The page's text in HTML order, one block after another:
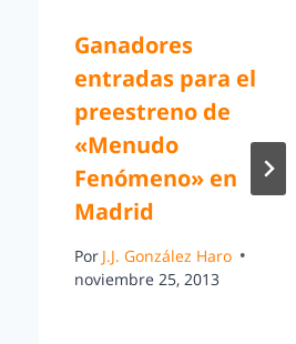
Ganadores
entradas para el
preestreno de
«Menudo
Fenómeno» en
Madrid
Por J.J. González Haro
noviembre 25, 2013